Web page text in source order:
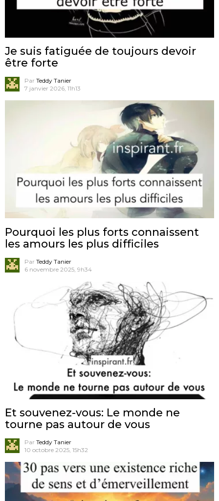
Je suis fatiguée de toujours devoir
être forte
Par Teddy Tanier
7 janvier 2026, 11h13
Pourquoi les plus forts connaissent
les amours les plus difficiles
Par Teddy Tanier
6 novembre 2025, 9h34
Et souvenez-vous: Le monde ne
tourne pas autour de vous
Par Teddy Tanier
10 octobre 2025, 15h32